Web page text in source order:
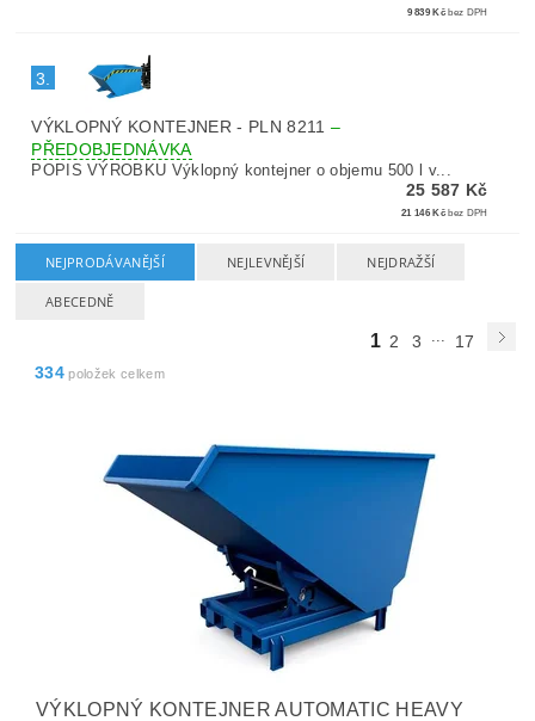
9 839 Kč bez DPH
3.
VÝKLOPNÝ KONTEJNER - PLN 8211 –
PŘEDOBJEDNÁVKA
POPIS VÝROBKU Výklopný kontejner o objemu 500 l v...
25 587 Kč
21 146 Kč bez DPH
NEJPRODÁVANĚJŠÍ NEJLEVNĚJŠÍ NEJDRAŽŠÍ
ABECEDNĚ
1 2 3 ...
17
334 položek celkem
VÝKLOPNÝ KONTEJNER AUTOMATIC HEAVY